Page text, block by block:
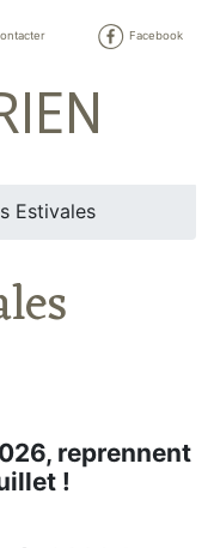
Facebook
Estivales
reprennent
!